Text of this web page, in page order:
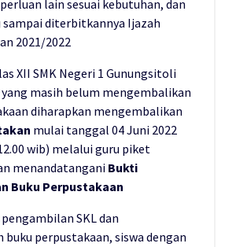
lain sesuai kebutuhan, dan
sampai diterbitkannya Ijazah
2021/2022
XII SMK Negeri 1 Gunungsitoli
yang masih belum mengembalikan
diharapkan mengembalikan
mulai tanggal 04 Juni 2022
wib) melalui guru piket
menandatangani Bukti
Buku Perpustakaan
SKL dan
buku perpustakaan, siswa dengan